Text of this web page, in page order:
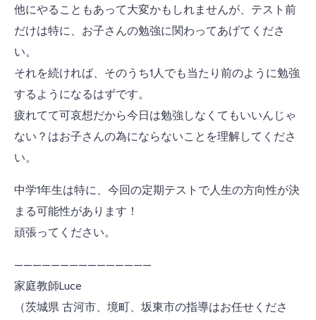
他にやることもあって大変かもしれませんが、テスト前
だけは特に、お子さんの勉強に関わってあげてくださ
い。
それを続ければ、そのうち1人でも当たり前のように勉強
するようになるはずです。
疲れてて可哀想だから今日は勉強しなくてもいいんじゃ
ない？はお子さんの為にならないことを理解してくださ
い。
中学1年生は特に、今回の定期テストで人生の方向性が決
まる可能性があります！
頑張ってください。
———————————————
家庭教師Luce
（茨城県 古河市、境町、坂東市の指導はお任せくださ